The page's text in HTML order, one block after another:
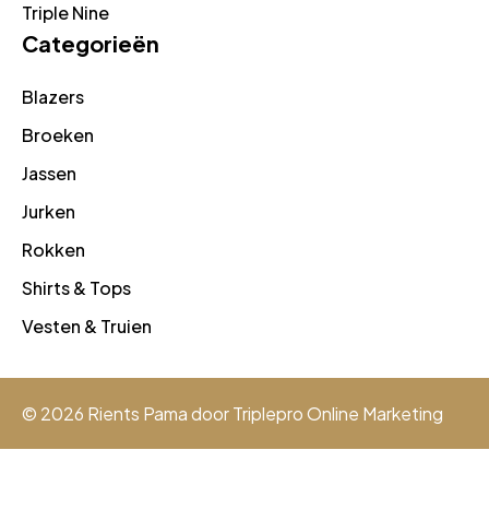
Triple Nine
Categorieën
Blazers
Broeken
Jassen
Jurken
Rokken
Shirts & Tops
Vesten & Truien
© 2026 Rients Pama doorTriplepro Online Marketing